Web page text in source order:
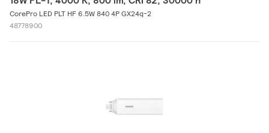
CorePro LED PLT HF 6.5W 840 4P GX24q-2
48778900